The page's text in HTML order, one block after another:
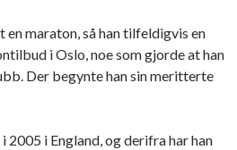
en maraton, så han tilfeldigvis en
i Oslo, noe som gjorde at han
Der begynte han sin meritterte
2005 i England, og derifra har han